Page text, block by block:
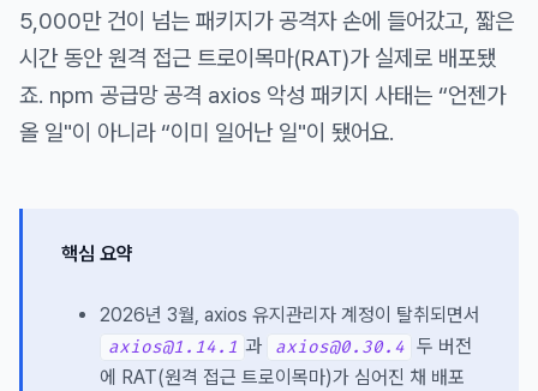
5,000만 건이 넘는 패키지가 공격자 손에 들어갔고, 짧은
시간 동안 원격 접근 트로이목마(RAT)가 실제로 배포됐
죠. npm 공급망 공격 axios 악성 패키지 사태는 “언젠가
올 일"이 아니라 “이미 일어난 일"이 됐어요.
핵심 요약
2026년 3월, axios 유지관리자 계정이 탈취되면서
axios@1.14.1 과 axios@0.30.4
두 버전
에 RAT(원격 접근 트로이목마)가 심어진 채 배포